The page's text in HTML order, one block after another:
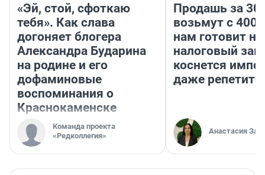
«Эй, стой, сфоткаю
тебя». Как слава
догоняет блогера
Александра Бударина
на родине и его
дофаминовые
воспоминания о
Краснокаменске
Команда проекта
«Редколлегия»
Продашь за
возьмут с
нам готовит
налоговый
коснется
даже
Анастасия